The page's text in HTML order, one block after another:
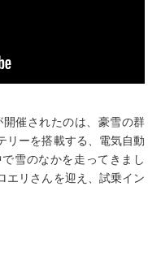
催されたのは、豪雪の群
リーを搭載する、電気自動
雪のなかを走ってきまし
エリさんを迎え、試乗イン